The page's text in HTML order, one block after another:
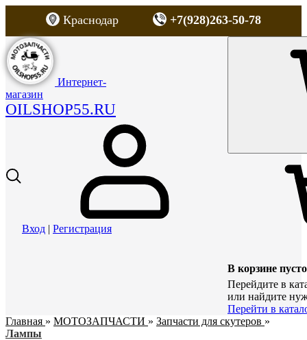
Краснодар +7(928)263-50-78
Интернет-
магазин
OILSHOP55.RU
Вход | Регистрация
В корзине пусто
Перейдите в
или найдите
Перейти в
Главная » МОТОЗАПЧАСТИ » Запчасти для скутеров »
Лампы